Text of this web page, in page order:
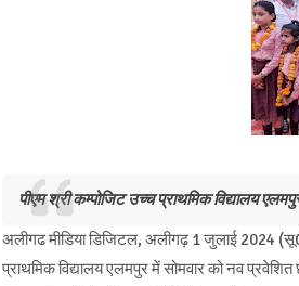
पीएम श्री कम्पोजिट उच्च प्राथमिक विद्यालय
अलीगढ मीडिया डिजिटल, अलीगढ़ 1 जुलाई 2024
प्राथमिक विद्यालय एलमपुर में सोमवार को नव